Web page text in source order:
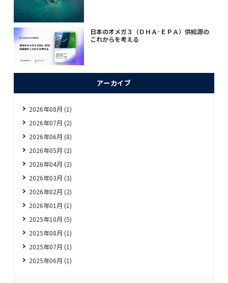
日本のオメガ３（ＤＨＡ･ＥＰＡ）供給源の
これからを考える
アーカイブ
2026年08月 (1)
2026年07月 (2)
2026年06月 (8)
2026年05月 (2)
2026年04月 (2)
2026年03月 (3)
2026年02月 (2)
2026年01月 (1)
2025年10月 (5)
2025年08月 (1)
2025年07月 (1)
2025年06月 (1)